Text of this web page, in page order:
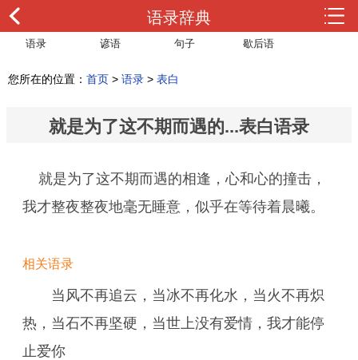
语录辞典
语录 谚语 句子 歇后语
您所在的位置： 首页 > 语录 > 表白
就是为了这不期而遇的...表白语录
就是为了这不期而遇的相逢，心和心的撞击，
我才整夜整夜地毫无睡意，似乎在等待着晨曦。
相关语录
当风不再追云，当冰不再化水，当火不再炽
热，当石不再坚硬，当世上没有爱情，我才能停
止爱你